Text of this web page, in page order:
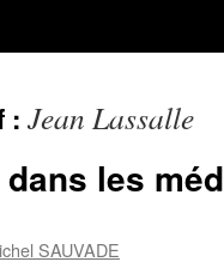
: Jean Lassalle
les
SAUVADE